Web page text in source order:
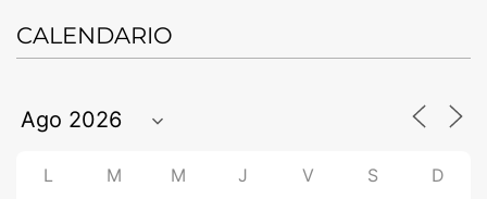
CALENDARIO
L M M J V S D